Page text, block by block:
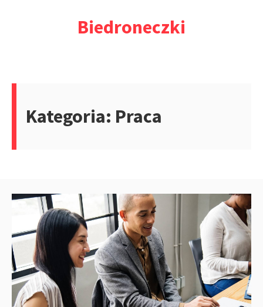
Biedroneczki
Kategoria: Praca